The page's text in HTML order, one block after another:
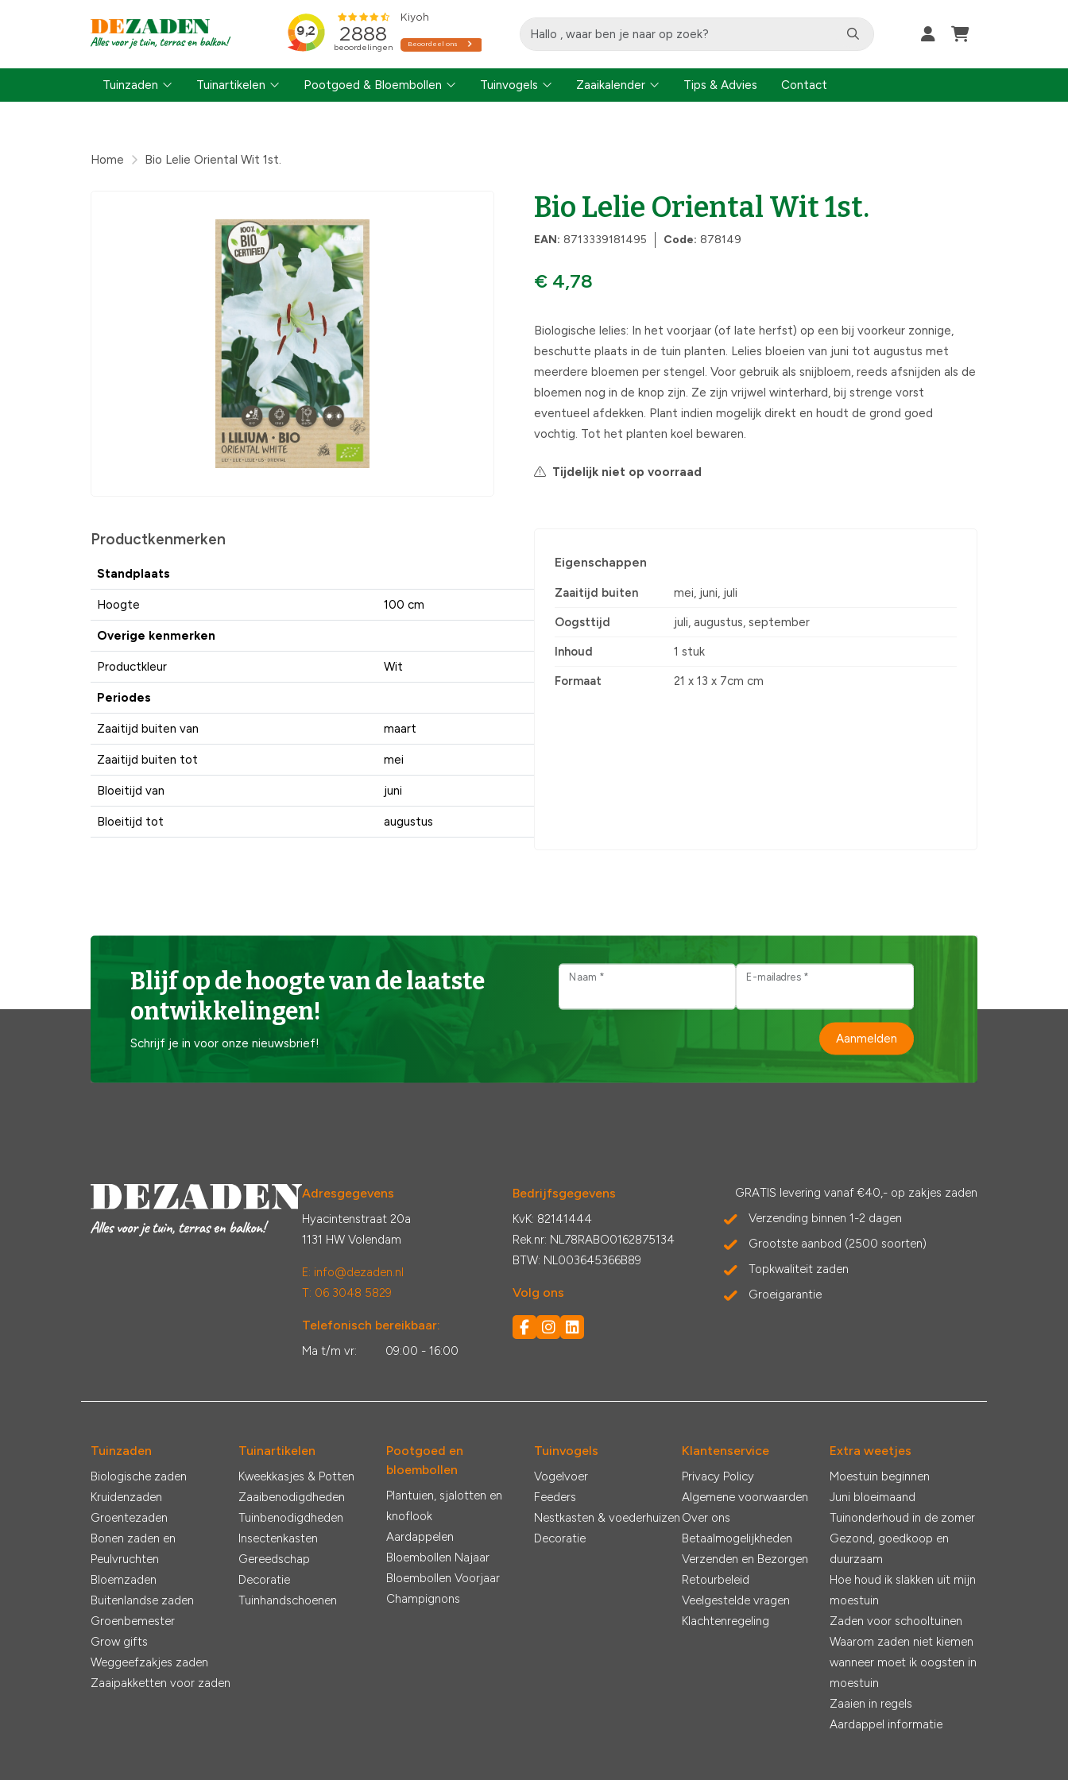
Tuinzaden Tuinartikelen Pootgoed & Bloembollen Tuinvogels Zaaikalender Tips & Advies Contact
Home Bio Lelie Oriental Wit 1st.
Bio Lelie Oriental Wit 1st.
EAN: 8713339181495 Code: 878149
€ 4,78
Biologische lelies: In het voorjaar (of late herfst) op een bij voorkeur zonnige,
beschutte plaats in de tuin planten. Lelies bloeien van juni tot augustus met
meerdere bloemen per stengel. Voor gebruik als snijbloem, reeds afsnijden als de
bloemen nog in de knop zijn. Ze zijn vrijwel winterhard, bij strenge vorst
eventueel afdekken. Plant indien mogelijk direkt en houdt de grond goed
vochtig. Tot het planten koel bewaren.
Tijdelijk niet op voorraad
Productkenmerken
Standplaats
Hoogte 100 cm
Overige kenmerken
Productkleur Wit
Periodes
Zaaitijd buiten van maart
Zaaitijd buiten tot mei
Bloeitijd van juni
Bloeitijd tot augustus
Eigenschappen
Zaaitijd buiten mei, juni, juli
Oogsttijd juli, augustus, september
Inhoud 1 stuk
Formaat 21 x 13 x 7cm cm
Blijf op de hoogte van de laatste
ontwikkelingen!
Schrijf je in voor onze nieuwsbrief!
Naam * E-mailadres *
Aanmelden
Adresgegevens
Hyacintenstraat 20a
1131 HW Volendam
E: info@dezaden.nl
T: 06 3048 5829
Telefonisch bereikbaar:
Ma t/m vr: 09:00 - 16:00
Bedrijfsgegevens
KvK: 82141444
Rek.nr: NL78RABO0162875134
BTW: NL003645366B89
Volg ons
GRATIS levering vanaf €40,- op zakjes zaden
Verzending binnen 1-2 dagen
Grootste aanbod (2500 soorten)
Topkwaliteit zaden
Groeigarantie
Tuinzaden
Biologische zaden
Kruidenzaden
Groentezaden
Bonen zaden en
Peulvruchten
Bloemzaden
Buitenlandse zaden
Groenbemester
Grow gifts
Weggeefzakjes zaden
Zaaipakketten voor zaden
Tuinartikelen
Kweekkasjes & Potten
Zaaibenodigdheden
Tuinbenodigdheden
Insectenkasten
Gereedschap
Decoratie
Tuinhandschoenen
Pootgoed en
bloembollen
Plantuien, sjalotten en
knoflook
Aardappelen
Bloembollen Najaar
Bloembollen Voorjaar
Champignons
Tuinvogels
Vogelvoer
Feeders
Nestkasten & voederhuizen
Decoratie
Klantenservice
Privacy Policy
Algemene voorwaarden
Over ons
Betaalmogelijkheden
Verzenden en Bezorgen
Retourbeleid
Veelgestelde vragen
Klachtenregeling
Extra weetjes
Moestuin beginnen
Juni bloeimaand
Tuinonderhoud in de zomer
Gezond, goedkoop en
duurzaam
Hoe houd ik slakken uit mijn
moestuin
Zaden voor schooltuinen
Waarom zaden niet kiemen
wanneer moet ik oogsten in
moestuin
Zaaien in regels
Aardappel informatie